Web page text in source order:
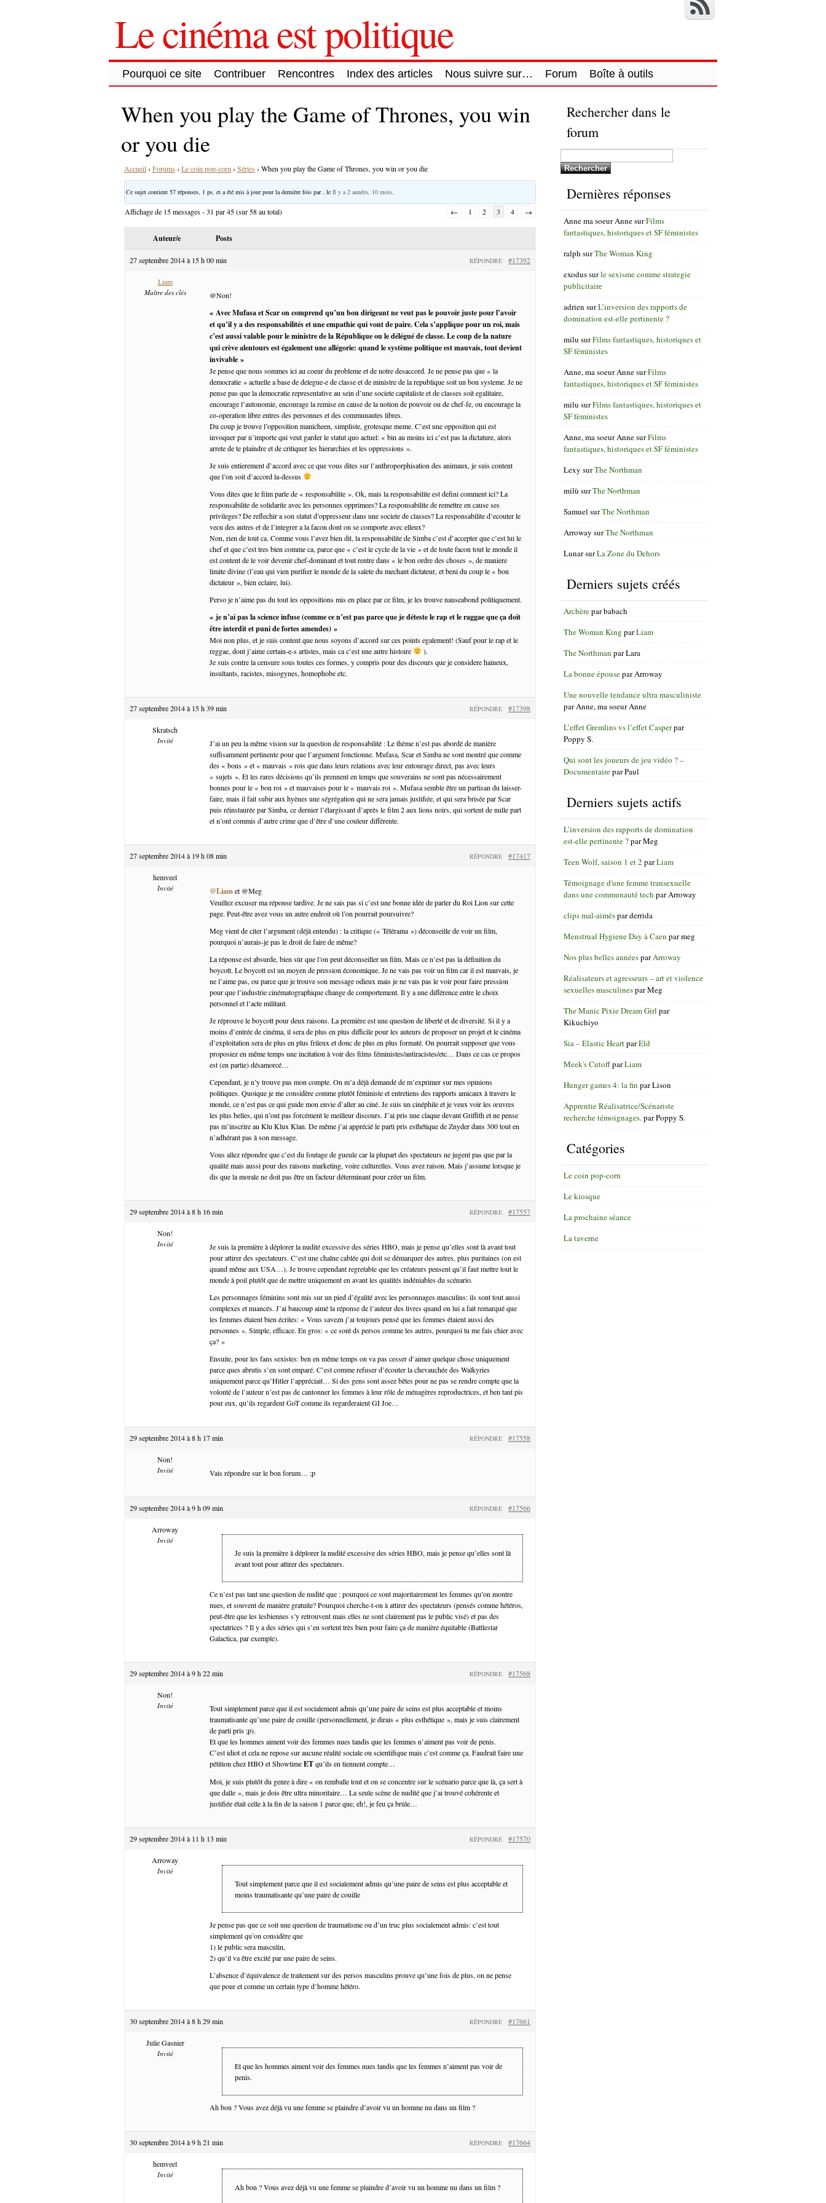
Le cinéma est politique
Pourquoi ce site Contribuer Rencontres Index des articles Nous suivre sur… Forum Boîte à outils
When you play the Game of Thrones, you win
or you die
Accueil› Forums › Le coin pop-corn › Séries › When you play the Game of Thrones, you win or you die
Ce sujet contient 57 réponses, 1 ps. et a été mis à jour pour la dernière fois par , le Il y a 2 années, 10 mois
Affichage de 15 messages - 31 par 45 (sur 58 au total) ← 1 2 3 4 →
Auteur/e Posts
27 septembre 2014 à 15 h 00 min #17392
RÉPONDRE
Liam
Maître des clés @Non!
« Avec Mufasa et Scar on comprend qu’un bon dirigeant ne veut pas le pouvoir juste pour l’avoir
et qu’il y a des responsabilités et une empathie qui vont de paire. Cela s’applique pour un roi, mais
c’est aussi valable pour le ministre de la République ou le délégué de classe. Le coup de la nature
qui crève alentours est également une allégorie: quand le système politique est mauvais, tout devient
invivable »
Je pense que nous sommes ici au coeur du probleme et de notre desaccord. Je ne pense pas que « la
democratie » actuelle a base de delegue-e de classe et de ministre de la republique soit un bon systeme. Je ne
pense pas que la democratie representative au sein d’une societe capitaliste et de classes soit egalitaire,
encourage l’autonomie, encourage la remise en cause de la notion de pouvoir ou de chef-fe, ou encourage la
co-operation libre entres des personnes et des communautes libres.
Du coup je trouve l’opposition manicheen, simpliste, grotesque meme. C’est une opposition qui est
invoquer par n’importe qui veut garder le statut quo actuel: « bin au moins ici c’est pas la dictature, alors
arrete de te plaindre et de critiquer les hierarchies et les oppressions ».
Je suis entierement d’accord avec ce que vous dites sur l’anthroporphisation des animaux, je suis content
que l’on soit d’accord la-dessus
Vous dites que le film parle de « responsabilite ». Ok, mais la responsabilite est defini comment ici? La
responsabilite de solidarite avec les personnes opprimees? La responsabilite de remettre en cause ses
privileges? De reflechir a son statut d’oppresseur dans une societe de classes? La responsabilite d’ecouter le
vecu des autres et de l’integrer a la facon dont on se comporte avec elleux?
Non, rien de tout ca. Comme vous l’avez bien dit, la responsabilite de Simba c’est d’accepter que c’est lui le
chef et que c’est tres bien comme ca, parce que « c’est le cycle de la vie » et de toute facon tout le monde il
est content de le voir devenir chef-dominant et tout rentre dans « le bon ordre des choses », de maniere
limite divine (l’eau qui vien purifier le monde de la salete du mechant dictateur, et beni du coup le « bon
dictateur », bien eclaire, lui).
Perso je n’aime pas du tout les oppositions mis en place par ce film, je les trouve nauseabond politiquement.
« je n’ai pas la science infuse (comme ce n’est pas parce que je déteste le rap et le raggae que ça doit
être interdit et puni de fortes amendes) »
Moi non plus, et je suis content que nous soyons d’accord sur ces points egalement! (Sauf pour le rap et le
reggae, dont j’aime certain-e-s artistes, mais ca c’est une autre histoire
).
Je suis contre la censure sous toutes ces formes, y compris pour des discours que je considere haineux,
insultants, racistes, misogynes, homophobe etc.
27 septembre 2014 à 15 h 39 min #17398
RÉPONDRE
Skratsch
Invité
J’ai un peu la même vision sur la question de responsabilité : Le thème n’est pas abordé de manière
suffisamment pertinente pour que l’argument fonctionne. Mufasa, Scar et Simba ne sont montré que comme
des « bons » et « mauvais » rois que dans leurs relations avec leur entourage direct, pas avec leurs
« sujets ». Et les rares décisions qu’ils prennent en temps que souverains ne sont pas nécessairement
bonnes pour le « bon roi » et mauvaises pour le « mauvais roi ». Mufasa semble être un partisan du laisser-
faire, mais il fait subir aux hyènes une ségrégation qui ne sera jamais justifiée, et qui sera brisée par Scar
puis réinstaurée par Simba, ce dernier l’élargissant d’après le film 2 aux lions noirs, qui sortent de nulle part
et n’ont commis d’autre crime que d’être d’une couleur différente.
27 septembre 2014 à 19 h 08 min #17417
RÉPONDRE
hemveel
Invité @Liamet @Meg
Veuillez excuser ma réponse tardive. Je ne sais pas si c’est une bonne idée de parler du Roi Lion sur cette
page. Peut-être avez vous un autre endroit où l’on pourrait poursuivre?
Meg vient de citer l’argument (déjà entendu) : la critique (« Télérama ») déconseille de voir un film,
pourquoi n’aurais-je pas le droit de faire de même?
La réponse est absurde, bien sûr que l’on peut déconseiller un film. Mais ce n’est pas la définition du
boycott. Le boycott est un moyen de pression économique. Je ne vais pas voir un film car il est mauvais, je
ne l’aime pas, ou parce que je trouve son message odieux mais je ne vais pas le voir pour faire pression
pour que l’industrie cinématographique change de comportement. Il y a une différence entre le choix
personnel et l’acte militant.
Je réprouve le boycott pour deux raisons. La première est une question de liberté et de diversité. Si il y a
moins d’entrée de cinéma, il sera de plus en plus difficile pour les auteurs de proposer un projet et le cinéma
d’exploitation sera de plus en plus frileux et donc de plus en plus formaté. On pourrait supposer que vous
proposiez en même temps une incitation à voir des films féministes/antiracistes/etc… Dans ce cas ce propos
est (en partie) désamorcé…
Cependant, je n’y trouve pas mon compte. On m’a déjà demandé de m’exprimer sur mes opinions
politiques. Quoique je me considère comme plutôt féministe et entretiens des rapports amicaux à travers le
monde, ce n’est pas ce qui guide mon envie d’aller au ciné. Je suis un cinéphile et je veux voir les œuvres
les plus belles, qui n’ont pas forcément le meilleur discours. J’ai pris une claque devant Griffith et ne pense
pas m’inscrire au Klu Klux Klan. De même j’ai apprécié le parti pris esthétique de Znyder dans 300 tout en
n’adhérant pas à son message.
Vous allez répondre que c’est du foutage de gueule car la plupart des spectateurs ne jugent pas que par la
qualité mais aussi pour des raisons marketing, voire culturelles. Vous avez raison. Mais j’assume lorsque je
dis que la morale ne doit pas être un facteur déterminant pour créer un film.
29 septembre 2014 à 8 h 16 min #17557
RÉPONDRE
Non!
Invité
Je suis la première à déplorer la nudité excessive des séries HBO, mais je pense qu’elles sont là avant tout
pour attirer des spectateurs. C’est une chaîne cablée qui doit se démarquer des autres, plus puritaines (on est
quand même aux USA…). Je trouve cependant regretable que les créateurs pensent qu’il faut mettre tout le
monde à poil plutôt que de mettre uniquement en avant les qualités indéniables du scénario.
Les personnages féminins sont mis sur un pied d’égalité avec les personnages masculins: ils sont tout aussi
complexes et nuancés. J’ai baucoup aimé la réponse de l’auteur des livres quand on lui a fait remarqué que
les femmes étaient bien écrites: « Vous savezn j’ai toujours pensé que les femmes étaient aussi des
personnes ». Simple, efficace. En gros: « ce sont ds persos comme les autres, pourquoi tu me fais chier avec
ça? »
Ensuite, pour les fans sexistes: ben en même temps on va pas cesser d’aimer quelque chose uniquement
parce ques abrutis s’en sont emparé. C’est comme refuser d’écouter la chevauchée des Walkyries
uniquement parce qu’Hitler l’appréciait… Si des gens sont assez bêtes pour ne pas se rendre compte que la
volonté de l’auteur n’est pas de cantonner les femmes à leur rôle de ménagères reproductrices, et ben tant pis
pour eux, qu’ils regardent GoT comme ils regarderaient GI Joe…
29 septembre 2014 à 8 h 17 min #17558
RÉPONDRE
Non!
Invité Vais répondre sur le bon forum… ;p
29 septembre 2014 à 9 h 09 min #17566
RÉPONDRE
Arroway
Invité
Je suis la première à déplorer la nudité excessive des séries HBO, mais je pense qu’elles sont là
avant tout pour attirer des spectateurs.
Ce n’est pas tant une question de nudité que : pourquoi ce sont majoritairement les femmes qu’on montre
nues, et souvent de manière gratuite? Pourquoi cherche-t-on à attirer des spectateurs (pensés comme hétéros,
peut-être que les lesbiennes s’y retrouvent mais elles ne sont clairement pas le public visé) et pas des
spectatrices ? Il y a des séries qui s’en sortent très bien pour faire ça de manière équitable (Battlestar
Galactica, par exemple).
29 septembre 2014 à 9 h 22 min #17568
RÉPONDRE
Non!
Invité
Tout simplement parce que il est socialement admis qu’une paire de seins est plus acceptable et moins
traumatisante qu’une paire de couille (personnellement, je dirais « plus esthétique », mais je suis clairement
de parti pris ;p).
Et que les hommes aiment voir des femmes nues tandis que les femmes n’aiment pas voir de penis.
C’est idiot et cela ne repose sur aucune réalité sociale ou scientifique mais c’est comme ça. Faudrait faire une
pétition chez HBO et ShowtimeETqu’ils en tiennent compte…
Moi, je suis plutôt du genre à dire « on remballe tout et on se concentre sur le scénario parce que là, ça sert à
que dalle », mais je dois être ultra minoritaire… La seule scène de nudité que j’ai trouvé cohérente et
justifiée était celle à la fin de la saison 1 parce que, eh!, je feu ça brûle…
29 septembre 2014 à 11 h 13 min #17570
RÉPONDRE
Arroway
Invité
Tout simplement parce que il est socialement admis qu’une paire de seins est plus acceptable et
moins traumatisante qu’une paire de couille
Je pense pas que ce soit une question de traumatisme ou d’un truc plus socialement admis: c’est tout
simplement qu’on considère que
1) le public sera masculin,
2) qu’il va être excité par une paire de seins.
L’absence d’équivalence de traitement sur des persos masculins prouve qu’une fois de plus, on ne pense
que pour et comme un certain type d’homme hétéro.
30 septembre 2014 à 8 h 29 min #17661
RÉPONDRE
Julie Gasnier
Invité
Et que les hommes aiment voir des femmes nues tandis que les femmes n’aiment pas voir de
penis.
Ah bon ? Vous avez déjà vu une femme se plaindre d’avoir vu un homme nu dans un film ?
30 septembre 2014 à 9 h 21 min #17664
RÉPONDRE
hemveel
Invité
Ah bon ? Vous avez déjà vu une femme se plaindre d’avoir vu un homme nu dans un film ?
Rechercher dans le
forum
Dernières réponses
Anne ma soeur AnnesurFilms
fantastiques, historiques et SF féministes
ralph surThe Woman King
exodussurle sexisme comme strategie
publicitaire
adrien surL’inversion des rapports de
domination est-elle pertinente ?
milu surFilms fantastiques, historiques et
SF féministes
Anne, ma soeur AnnesurFilms
fantastiques, historiques et SF féministes
milu surFilms fantastiques, historiques et
SF féministes
Anne, ma soeur AnnesurFilms
fantastiques, historiques et SF féministes
Lexy surThe Northman
milù surThe Northman
Samuel surThe Northman
Arroway surThe Northman
LunarsurLa Zone du Dehors
Derniers sujets créés
Archèreparbabach
The Woman King parLiam
The Northman parLara
La bonne épouseparArroway
Une nouvelle tendance ultra masculiniste
parAnne, ma soeur Anne
L’effet Gremlins vs l’effet Casperpar
Poppy S.
Qui sont les joueurs de jeu vidéo ? –
DocumentaireparPaul
Derniers sujets actifs
L’inversion des rapports de domination
est-elle pertinente ?parMeg
Teen Wolf, saison 1 et 2 parLiam
Témoignage d'une femme transexuelle
dans une communauté tech parArroway
clips mal-aimésparderrida
Menstrual Hygiene Day à Caen parmeg
Nos plus belles annéesparArroway
Réalisateurs et agresseurs – art et violence
sexuelles masculinesparMeg
The Manic Pixie Dream Girl par
Kikuchiyo
Sia – Elastic HeartparEld
Meek's CutoffparLiam
Hunger games 4: la fin parLison
Apprentie Réalisatrice/Scénariste
recherche témoignages. parPoppy S.
Catégories
Le coin pop-corn
Le kiosque
La prochaine séance
La taverne